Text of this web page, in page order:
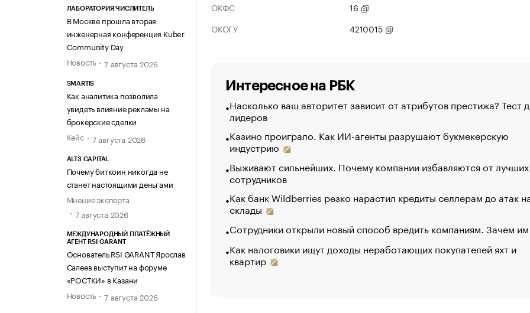
ЛАБОРАТОРИЯ ЧИСЛИТЕЛЬ
В Москве прошла вторая
инженерная конференция Kuber
Community Day
Новость
7 августа 2026
SMARTIS
Как аналитика позволила
увидеть влияние рекламы на
брокерские сделки
Кейс
7 августа 2026
ALT3 CAPITAL
Почему биткоин никогда не
станет настоящими деньгами
Мнение эксперта
7 августа 2026
МЕЖДУНАРОДНЫЙ ПЛАТЁЖНЫЙ
АГЕНТ RSI GARANT
Основатель RSI GARANT Ярослав
Салеев выступит на форуме
«РОСТКИ» в Казани
Новость
7 августа 2026
ОКФС
16
ОКОГУ
4210015
Интересное на РБК
Насколько ваш авторитет зависит от атрибутов престижа? Тест
лидеров
Казино проиграло. Как ИИ-агенты разрушают букмекерскую
индустрию
Выживают сильнейших. Почему компании избавляются от лучших
сотрудников
Как банк Wildberries резко нарастил кредиты селлерам до атак
склады
Сотрудники открыли новый способ вредить компаниям. Зачем
Как налоговики ищут доходы неработающих покупателей яхт и
квартир